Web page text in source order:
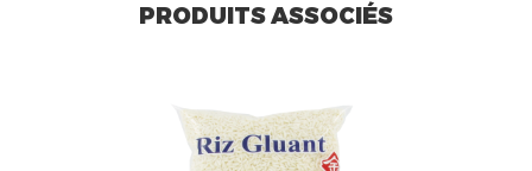
PRODUITS ASSOCIÉS